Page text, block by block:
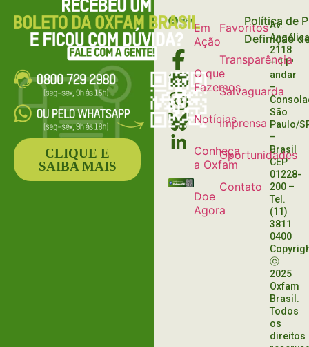
ESTAGNADO,
DIZ ONUEm
Ação
O que
Fazemos
Notícias
Conheça
a Oxfam
Doe
Agora
Favoritos
Transparência
Salvaguarda
Imprensa
Oportunidades
Contato
Política de
Definição
Av.
2118
– 11º
andar
–
São
Paulo/
–
Brasil
CEP
01228-
200 –
Tel.
(11)
3811
0400
ⓒ
2025
Oxfam
Brasil.
Todos
os
direitos
CLIQUE E
SAIBA MAIS